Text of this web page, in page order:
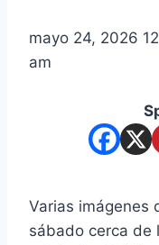
mayo 24, 2026
am
Varias imágenes
sábado cerca de